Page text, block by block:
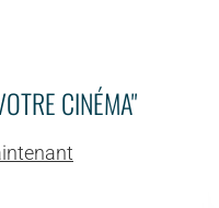
CINÉMA"